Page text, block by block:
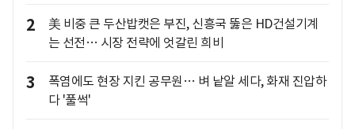
2
美 비중 큰 두산밥캣은 부진, 신흥국 뚫은 HD건설기계
는 선전… 시장 전략에 엇갈린 희비
3
폭염에도 현장 지킨 공무원… 벼 낱알 세다, 화재 진압하
다 '풀썩'